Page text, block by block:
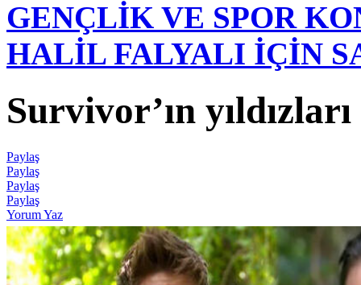
GENÇLİK VE SPOR
HALİL FALYALI İÇİN
Survivor’ın
Paylaş
Paylaş
Paylaş
Paylaş
Yorum Yaz